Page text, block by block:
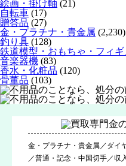
絵画・掛け軸 (21)
自転車 (17)
贈答品 (27)
金・プラチナ・貴金属 (2,230)
釣り具 (128)
鉄道模型・おもちゃ・フィ
音楽器機 (83)
香水・化粧品 (120)
骨董品 (103)
金・プラチナ・貴金属／ダイ
／普通・記念・中国切手／収